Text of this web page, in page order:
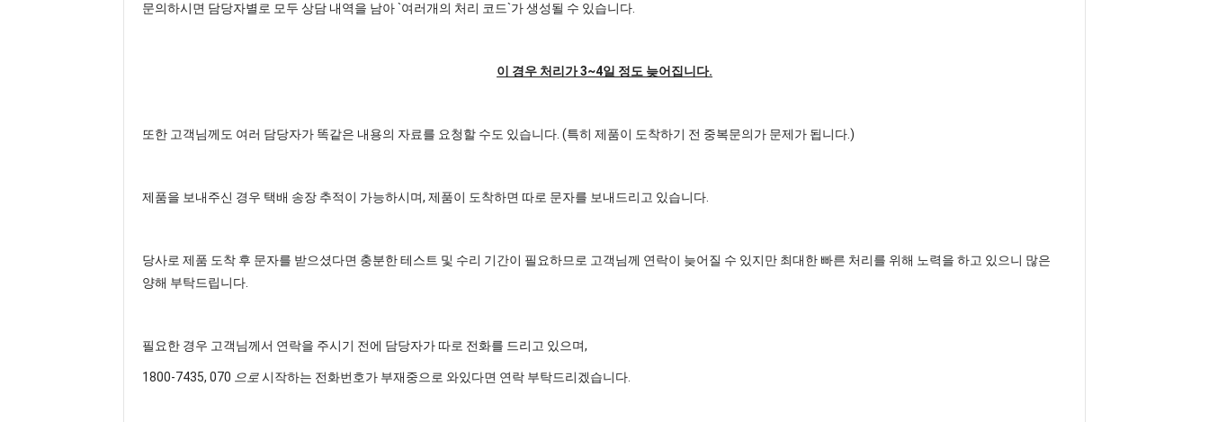
문의하시면 담당자별로 모두 상담 내역을 남아 `여러개의 처리 코드`가 생성될 수 있습니다.
이 경우 처리가 3~4일 정도 늦어집니다.
또한 고객님께도 여러 담당자가 똑같은 내용의 자료를 요청할 수도 있습니다. (특히 제품이 도착하기 전 중복문의가 문제가 됩니다.)
제품을 보내주신 경우 택배 송장 추적이 가능하시며, 제품이 도착하면 따로 문자를 보내드리고 있습니다.
당사로 제품 도착 후 문자를 받으셨다면 충분한 테스트 및 수리 기간이 필요하므로 고객님께 연락이 늦어질 수 있지만 최대한 빠른 처리를 위해 노력을 하고 있으니 많은
양해 부탁드립니다.
필요한 경우 고객님께서 연락을 주시기 전에 담당자가 따로 전화를 드리고 있으며,
1800-7435, 070 으로시작하는 전화번호가 부재중으로 와있다면 연락 부탁드리겠습니다.